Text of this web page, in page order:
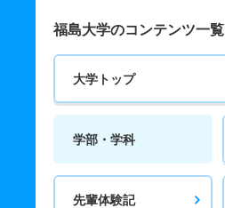
福島大学のコンテンツ一覧
大学トップ
学部・学科
先輩体験記